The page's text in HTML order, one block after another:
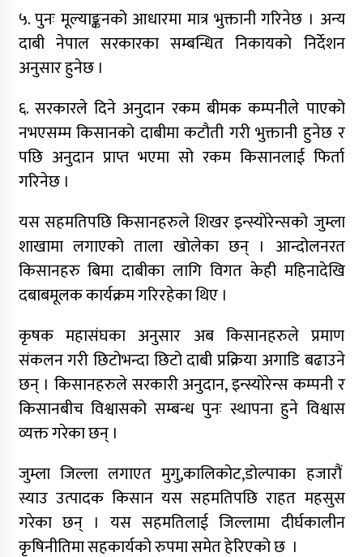
५. पुनः मूल्याङ्कनको आधारमा मात्र भुक्तानी गरिनेछ । अन्य
दाबी नेपाल सरकारका सम्बन्धित निकायको निर्देशन
अनुसार हुनेछ ।
६. सरकारले दिने अनुदान रकम बीमक कम्पनीले पाएको
नभएसम्म किसानको दाबीमा कटौती गरी भुक्तानी हुनेछ र
पछि अनुदान प्राप्त भएमा सो रकम किसानलाई फिर्ता
गरिनेछ ।
यस सहमतिपछि किसानहरुले शिखर इन्स्योरेन्सको जुम्ला
शाखामा लगाएको ताला खोलेका छन् । आन्दोलनरत
किसानहरु बिमा दाबीका लागि विगत केही महिनादेखि
दबाबमूलक कार्यक्रम गरिरहेका थिए ।
कृषक महासंघका अनुसार अब किसानहरुले प्रमाण
संकलन गरी छिटोभन्दा छिटो दाबी प्रक्रिया अगाडि बढाउने
छन् । किसानहरुले सरकारी अनुदान, इन्स्योरेन्स कम्पनी र
किसानबीच विश्वासको सम्बन्ध पुनः स्थापना हुने विश्वास
व्यक्त गरेका छन् ।
जुम्ला जिल्ला लगाएत मुगु,कालिकोट,डोल्पाका हजारौं
स्याउ उत्पादक किसान यस सहमतिपछि राहत महसुस
गरेका छन् । यस सहमतिलाई जिल्लामा दीर्घकालीन
कृषिनीतिमा सहकार्यको रुपमा समेत हेरिएको छ ।